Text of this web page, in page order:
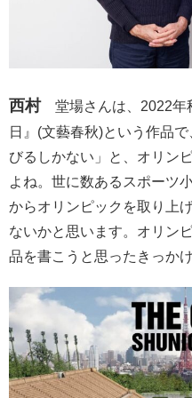
西村堂場さんは、2022年
日』(文藝春秋)という作品
びるしかない」と、オリン
よね。世に数あるスポーツ
からオリンピックを取り上
ないかと思います。オリン
品を書こうと思ったきっか